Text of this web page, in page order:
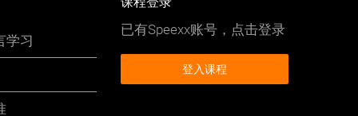
学习
已有Speexx账号，点击登录
登入课程